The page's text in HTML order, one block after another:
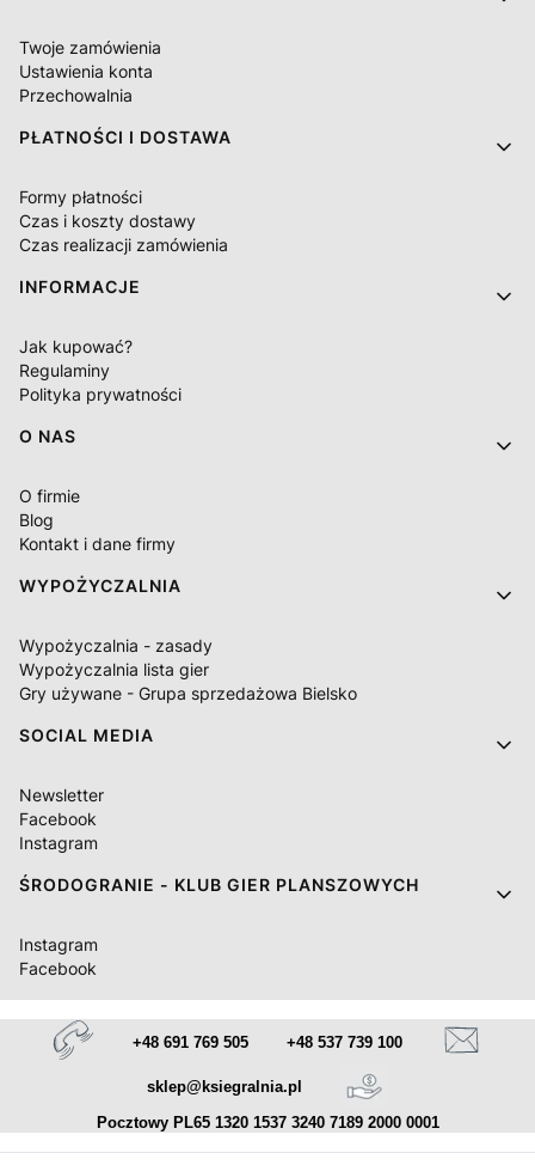
Twoje zamówienia
Ustawienia konta
Przechowalnia
PŁATNOŚCI I DOSTAWA
Formy płatności
Czas i koszty dostawy
Czas realizacji zamówienia
INFORMACJE
Jak kupować?
Regulaminy
Polityka prywatności
O NAS
O firmie
Blog
Kontakt i dane firmy
WYPOŻYCZALNIA
Wypożyczalnia - zasady
Wypożyczalnia lista gier
Gry używane - Grupa sprzedażowa Bielsko
SOCIAL MEDIA
Newsletter
Facebook
Instagram
ŚRODOGRANIE - KLUB GIER PLANSZOWYCH
Instagram
Facebook
+48 691 769 505 +48 537 739 100
sklep@ksiegralnia.pl
Pocztowy PL65 1320 1537 3240 7189 2000 0001